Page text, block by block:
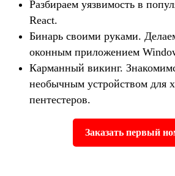
Разбираем уязвимость в
React.
Бинарь своими руками.
оконным приложением
Карманный викинг.
необычным устройством для
пентестеров.
Заказать первый